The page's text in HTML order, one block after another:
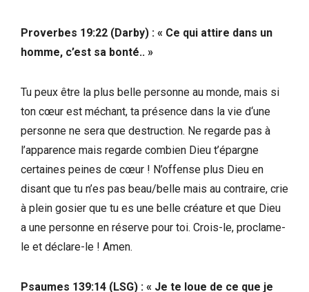
Proverbes 19:22 (Darby) : « Ce qui attire dans un
homme, c’est sa bonté.. »
Tu peux être la plus belle personne au monde, mais si
ton cœur est méchant, ta présence dans la vie d‘une
personne ne sera que destruction. Ne regarde pas à
l’apparence mais regarde combien Dieu t’épargne
certaines peines de cœur ! N’offense plus Dieu en
disant que tu n’es pas beau/belle mais au contraire, crie
à plein gosier que tu es une belle créature et que Dieu
a une personne en réserve pour toi. Crois-le, proclame-
le et déclare-le ! Amen.
Psaumes 139:14 (LSG) : « Je te loue de ce que je